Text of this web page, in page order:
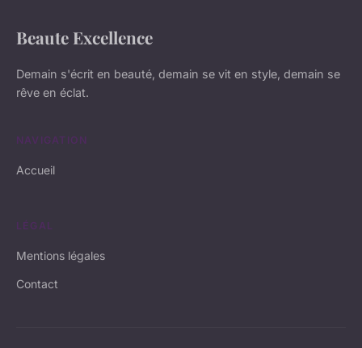
Beaute Excellence
Demain s'écrit en beauté, demain se vit en style, demain se
rêve en éclat.
NAVIGATION
Accueil
LÉGAL
Mentions légales
Contact